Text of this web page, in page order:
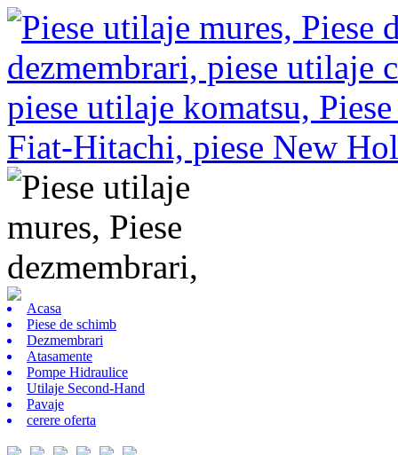
Acasa
Piese de schimb
Dezmembrari
Atasamente
Pompe Hidraulice
Utilaje Second-Hand
Pavaje
cerere oferta